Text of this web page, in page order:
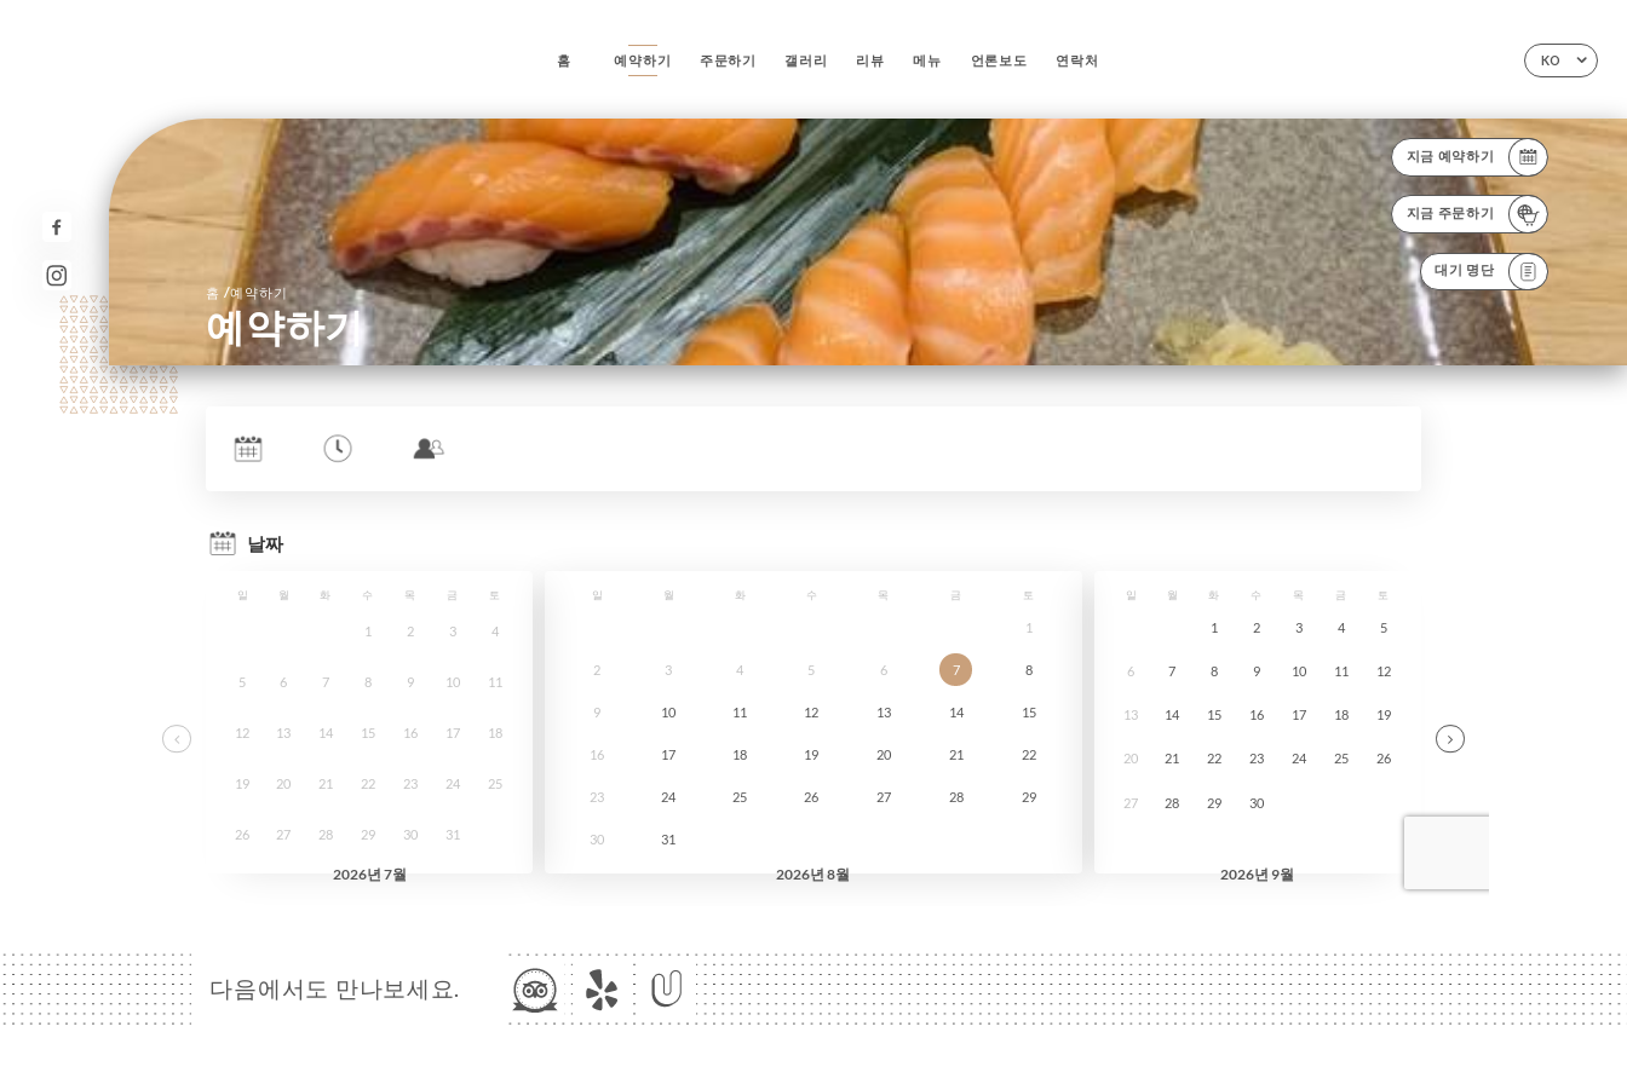
KO
홈 예약하기 주문하기 갤러리 리뷰 메뉴 언론보도 연락처
지금 예약하기
지금 주문하기
대기 명단
홈 /예약하기
예약하기
다음에서도 만나보세요.